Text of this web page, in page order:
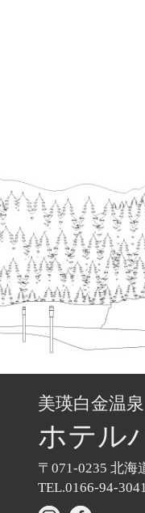
美瑛白金温泉
ホテル
〒071-0235 北海
TEL.0166-94-